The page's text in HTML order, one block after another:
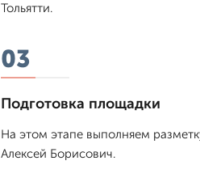
Тольятти.
03
Подготовка площадки
На этом этапе выполняем
Алексей Борисович.